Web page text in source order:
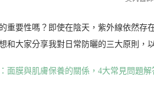
重要性嗎？即使在陰天，紫外線依然存
和大家分享我對日常防曬的三大原則
面膜與肌膚保養的關係，4大常見問題解